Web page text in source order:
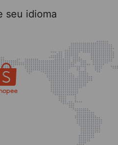
seu idioma